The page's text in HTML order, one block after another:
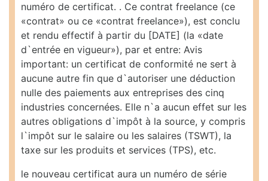
numéro de certificat. . Ce contrat freelance (ce
«contrat» ou ce «contrat freelance»), est conclu
et rendu effectif à partir du [DATE] (la «date
d`entrée en vigueur»), par et entre: Avis
important: un certificat de conformité ne sert à
aucune autre fin que d`autoriser une déduction
nulle des paiements aux entreprises des cinq
industries concernées. Elle n`a aucun effet sur les
autres obligations d`impôt à la source, y compris
l`impôt sur le salaire ou les salaires (TSWT), la
taxe sur les produits et services (TPS), etc.
le nouveau certificat aura un numéro de série